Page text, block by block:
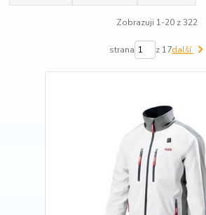
Zobrazuji 1-20 z 322
strana z 17další